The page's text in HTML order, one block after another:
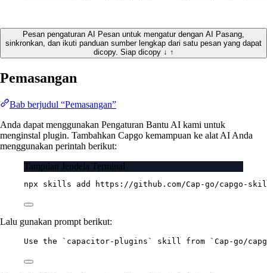
Pesan pengaturan AI Pesan untuk mengatur dengan AI
Pasang,
sinkronkan, dan ikuti panduan sumber lengkap dari satu pesan yang dapat
dicopy. Siap dicopy ↓ ↑
Pemasangan
Bab berjudul “Pemasangan”
Anda dapat menggunakan Pengaturan Bantu AI kami untuk
menginstal plugin. Tambahkan Capgo kemampuan ke alat AI Anda
menggunakan perintah berikut:
Tampilan Jendela Terminal
npx skills add https://github.com/Cap-go/capgo-
Lalu gunakan prompt berikut:
Use the `capacitor-plugins` skill from `Cap-go/